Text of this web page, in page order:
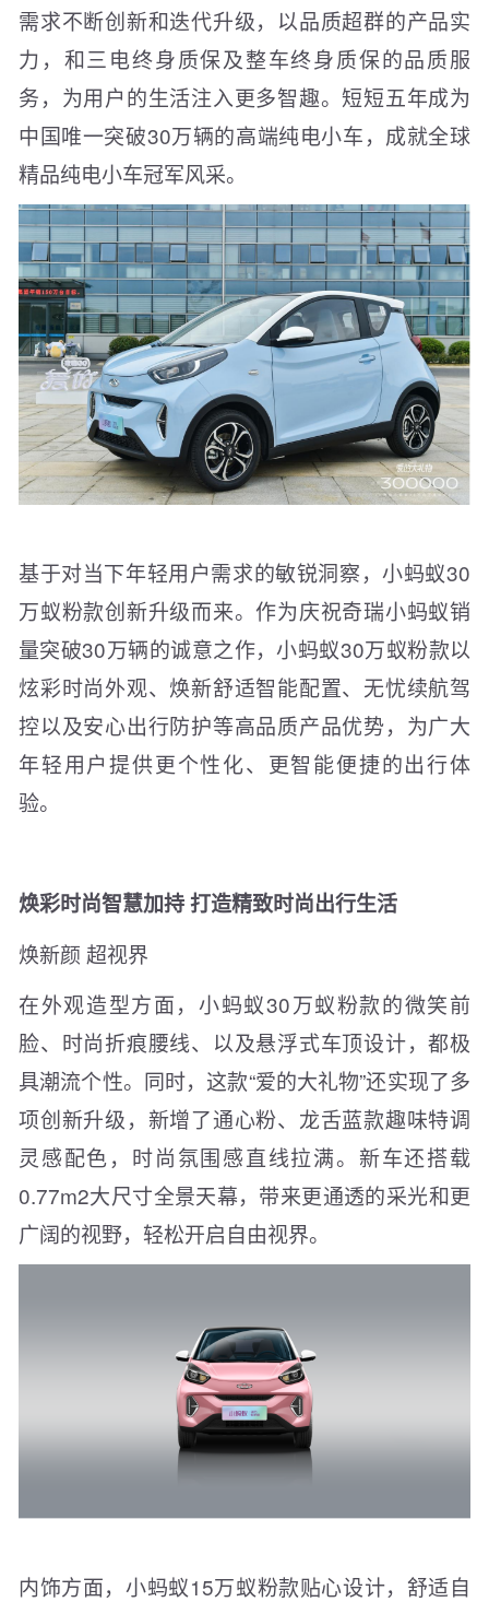
需求不断创新和迭代升级，以品质超群的产品实
力，和三电终身质保及整车终身质保的品质服
务，为用户的生活注入更多智趣。短短五年成为
中国唯一突破30万辆的高端纯电小车，成就全球
精品纯电小车冠军风采。
基于对当下年轻用户需求的敏锐洞察，小蚂蚁30
万蚁粉款创新升级而来。作为庆祝奇瑞小蚂蚁销
量突破30万辆的诚意之作，小蚂蚁30万蚁粉款以
炫彩时尚外观、焕新舒适智能配置、无忧续航驾
控以及安心出行防护等高品质产品优势，为广大
年轻用户提供更个性化、更智能便捷的出行体
验。
焕彩时尚智慧加持 打造精致时尚出行生活
焕新颜 超视界
在外观造型方面，小蚂蚁30万蚁粉款的微笑前
脸、时尚折痕腰线、以及悬浮式车顶设计，都极
具潮流个性。同时，这款“爱的大礼物”还实现了多
项创新升级，新增了通心粉、龙舌蓝款趣味特调
灵感配色，时尚氛围感直线拉满。新车还搭载
0.77m2大尺寸全景天幕，带来更通透的采光和更
广阔的视野，轻松开启自由视界。
内饰方面，小蚂蚁15万蚁粉款贴心设计，舒适自